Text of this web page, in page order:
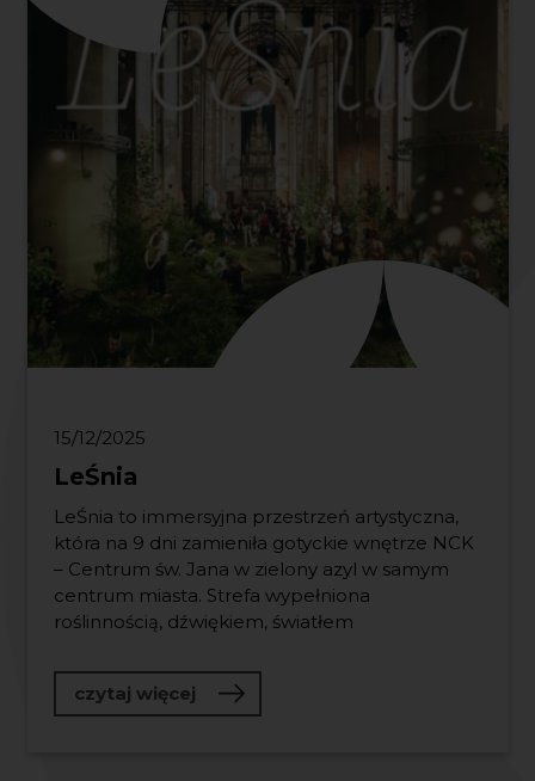
15/12/2025
LeŚnia
LeŚnia to immersyjna przestrzeń artystyczna,
która na 9 dni zamieniła gotyckie wnętrze NCK
– Centrum św. Jana w zielony azyl w samym
centrum miasta. Strefa wypełniona
roślinnością, dźwiękiem, światłem
czytaj więcej o LeŚnia